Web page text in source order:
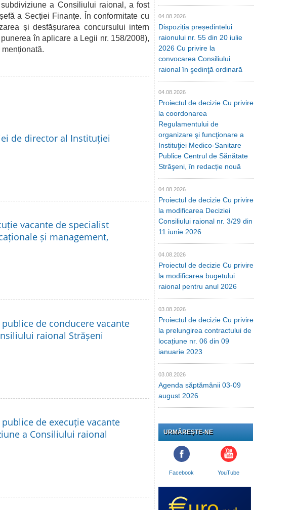
a Consiliului raional, a fost
a Secției Finanțe. În conformitate cu
și desfășurarea concursului intern
în aplicare a Legii nr. 158/2008),
de director al Instituției
vacante de specialist
și management,
de conducere vacante
raional Strășeni
de execuție vacante
a Consiliului raional
04.08.2026
Dispoziția președintelui
raionului nr. 55 din 20 iulie
2026 Cu privire la
convocarea Consiliului
raional în şedinţă ordinară
04.08.2026
Proiectul de decizie Cu privire
la coordonarea
Regulamentului de
organizare şi funcţionare a
Instituţiei Medico-Sanitare
Publice Centrul de Sănătate
Străşeni, în redacție nouă
04.08.2026
Proiectul de decizie Cu privire
la modificarea Deciziei
Consiliului raional nr. 3/29 din
11 iunie 2026
04.08.2026
Proiectul de decizie Cu privire
la modificarea bugetului
raional pentru anul 2026
03.08.2026
Proiectul de decizie Cu privire
la prelungirea contractului de
locațiune nr. 06 din 09
ianuarie 2023
03.08.2026
Agenda săptămânii 03-09
august 2026
URMĂREȘTE-NE
Facebook YouTube